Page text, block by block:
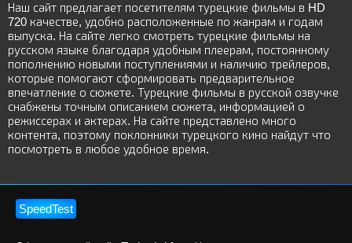
Наш сайт предлагает посетителям турецкие фильмы в HD
720 качестве, удобно расположенные по жанрам и годам
выпуска. На сайте легко смотреть турецкие фильмы на
русском языке благодаря удобным плеерам, постоянному
пополнению новыми поступлениями и наличию трейлеров,
которые помогают сформировать предварительное
впечатление о сюжете. Турецкие фильмы в русской озвучке
снабжены точным описанием сюжета, информацией о
режиссерах и актерах. На сайте представлено много
контента, поэтому поклонники турецкого кино найдут что
посмотреть в любое удобное время.
SpeedTest